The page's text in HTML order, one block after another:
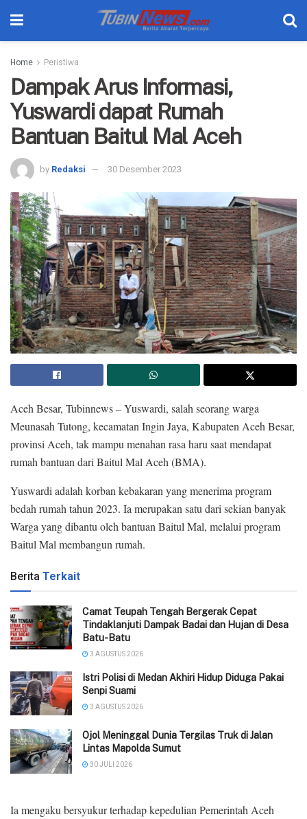
Home Peristiwa
Dampak Arus Informasi,
Yuswardi dapat Rumah
Bantuan Baitul Mal Aceh
by Redaksi 30 Desember 2023
Aceh Besar, Tubinnews – Yuswardi, salah seorang warga
Meunasah Tutong, kecamatan Ingin Jaya, Kabupaten Aceh Besar,
provinsi Aceh, tak mampu menahan rasa haru saat mendapat
rumah bantuan dari Baitul Mal Aceh (BMA).
Yuswardi adalah korban kebakaran yang menerima program
bedah rumah tahun 2023. Ia merupakan satu dari sekian banyak
Warga yang dibantu oleh bantuan Baitul Mal, melalui program
Baitul Mal membangun rumah.
Berita Terkait
Camat Teupah Tengah Bergerak Cepat
Tindaklanjuti Dampak Badai dan Hujan di Desa
Batu-Batu
3 AGUSTUS 2026
‎Istri Polisi di Medan Akhiri Hidup Diduga Pakai
Senpi Suami
3 AGUSTUS 2026
Ojol Meninggal Dunia Tergilas Truk di Jalan
Lintas Mapolda Sumut
30 JULI 2026
Ia mengaku bersyukur terhadap kepedulian Pemerintah Aceh